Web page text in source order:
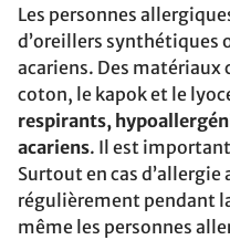
Les personnes
d’oreillers synthétiques
acariens. Des
coton, le kapok et le
respirants,
acariens. Il est
Surtout en cas
régulièrement pendant
même les personnes